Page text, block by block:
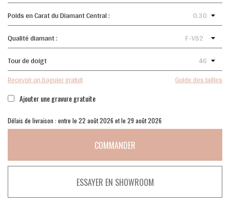
Poids en Carat du Diamant Central :
Qualité diamant :
Tour de doigt
Recevoir un baguier gratuit Guide des tailles
Ajouter une gravure gratuite
Délais de livraison : entre le 22 août 2026 et le 29 août 2026
COMMANDER
ESSAYER EN SHOWROOM